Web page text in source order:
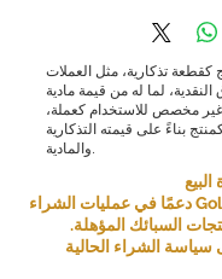
كقطعة تذكارية، مثل العملات
النقدية، لما له من قيمة مادية
غير مخصص للاستخدام كعملة،
بناءً على قيمته التذكارية
تقدم GoldSilverJapan دعمًا في عمليات الشراء
السبائك المؤهلة.
سياسة الشراء الحالية